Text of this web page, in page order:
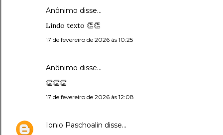
Anônimo disse…
Lindo texto 👏👏
17 de fevereiro de 2026 às 10:25
Anônimo disse…
👏👏👏
17 de fevereiro de 2026 às 12:08
Ionio Paschoalin disse…